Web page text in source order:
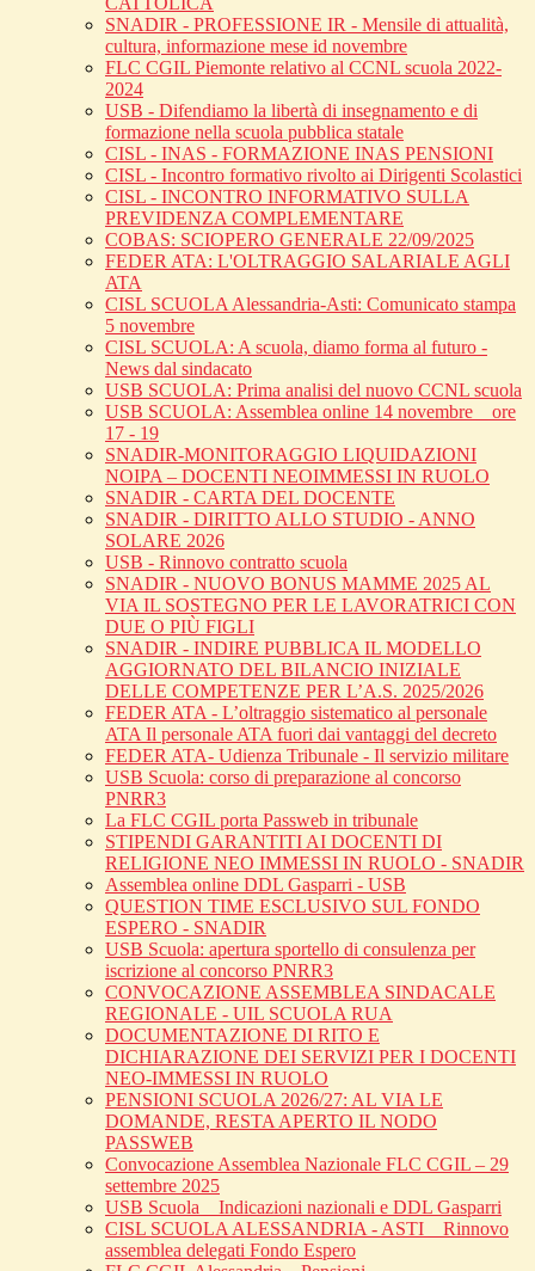
SNADIR - PROFESSIONE IR - Mensile di attualità,
cultura, informazione mese id novembre
FLC CGIL Piemonte relativo al CCNL scuola 2022-
2024
USB - Difendiamo la libertà di insegnamento e di
formazione nella scuola pubblica statale
CISL - INAS - FORMAZIONE INAS PENSIONI
CISL - Incontro formativo rivolto ai Dirigenti Scolastici
CISL - INCONTRO INFORMATIVO SULLA
PREVIDENZA COMPLEMENTARE
COBAS: SCIOPERO GENERALE 22/09/2025
FEDER ATA: L'OLTRAGGIO SALARIALE AGLI
ATA
CISL SCUOLA Alessandria-Asti: Comunicato stampa
5 novembre
CISL SCUOLA: A scuola, diamo forma al futuro -
News dal sindacato
USB SCUOLA: Prima analisi del nuovo CCNL scuola
USB SCUOLA: Assemblea online 14 novembre _ ore
17 - 19
SNADIR-MONITORAGGIO LIQUIDAZIONI
NOIPA – DOCENTI NEOIMMESSI IN RUOLO
SNADIR - CARTA DEL DOCENTE
SNADIR - DIRITTO ALLO STUDIO - ANNO
SOLARE 2026
USB - Rinnovo contratto scuola
SNADIR - NUOVO BONUS MAMME 2025 AL
VIA IL SOSTEGNO PER LE LAVORATRICI CON
DUE O PIÙ FIGLI
SNADIR - INDIRE PUBBLICA IL MODELLO
AGGIORNATO DEL BILANCIO INIZIALE
DELLE COMPETENZE PER L’A.S. 2025/2026
FEDER ATA - L’oltraggio sistematico al personale
ATA Il personale ATA fuori dai vantaggi del decreto
FEDER ATA- Udienza Tribunale - Il servizio militare
USB Scuola: corso di preparazione al concorso
PNRR3
La FLC CGIL porta Passweb in tribunale
STIPENDI GARANTITI AI DOCENTI DI
RELIGIONE NEO IMMESSI IN RUOLO - SNADIR
Assemblea online DDL Gasparri - USB
QUESTION TIME ESCLUSIVO SUL FONDO
ESPERO - SNADIR
USB Scuola: apertura sportello di consulenza per
iscrizione al concorso PNRR3
CONVOCAZIONE ASSEMBLEA SINDACALE
REGIONALE - UIL SCUOLA RUA
DOCUMENTAZIONE DI RITO E
DICHIARAZIONE DEI SERVIZI PER I DOCENTI
NEO-IMMESSI IN RUOLO
PENSIONI SCUOLA 2026/27: AL VIA LE
DOMANDE, RESTA APERTO IL NODO
PASSWEB
Convocazione Assemblea Nazionale FLC CGIL – 29
settembre 2025
USB Scuola _ Indicazioni nazionali e DDL Gasparri
CISL SCUOLA ALESSANDRIA - ASTI _ Rinnovo
assemblea delegati Fondo Espero